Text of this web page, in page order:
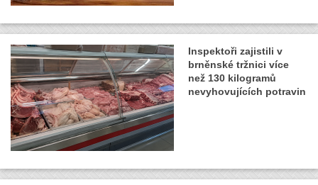
Inspektoři zajistili v
brněnské tržnici více
než 130 kilogramů
nevyhovujících potravin